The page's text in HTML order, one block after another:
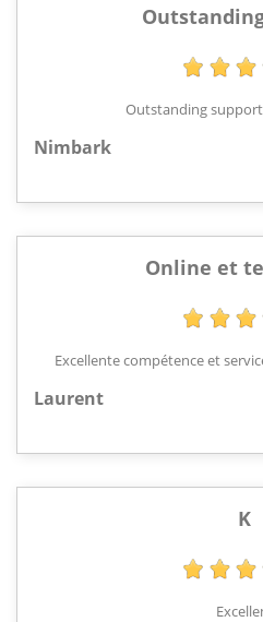
Outstanding
Nimbark
Online et
Excellente compétence et
Laurent
K